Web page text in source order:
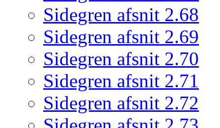
Sidegren afsnit 2.68
Sidegren afsnit 2.69
Sidegren afsnit 2.70
Sidegren afsnit 2.71
Sidegren afsnit 2.72